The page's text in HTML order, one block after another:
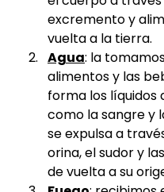
excremento y
vuelta a la tierra.
Agua: la
alimentos y las
forma los líquidos
como la sangre y
se expulsa a
orina, el sudor y
de vuelta a su